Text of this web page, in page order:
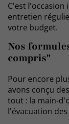
C'est
entretien
votre budget.
Nos
compris"
Pour encore
avons conçu
tout : la main-
l'évacuation